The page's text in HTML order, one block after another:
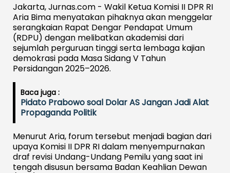
Jakarta, Jurnas.com - Wakil Ketua Komisi II DPR RI
Aria Bima menyatakan pihaknya akan menggelar
serangkaian Rapat Dengar Pendapat Umum
(RDPU) dengan melibatkan akademisi dari
sejumlah perguruan tinggi serta lembaga kajian
demokrasi pada Masa Sidang V Tahun
Persidangan 2025–2026.
Baca juga :
Pidato Prabowo soal Dolar AS Jangan Jadi Alat
Propaganda Politik
Menurut Aria, forum tersebut menjadi bagian dari
upaya Komisi II DPR RI dalam menyempurnakan
draf revisi Undang-Undang Pemilu yang saat ini
tengah disusun bersama Badan Keahlian Dewan